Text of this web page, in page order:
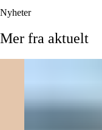
Nyheter
Mer fra aktuelt